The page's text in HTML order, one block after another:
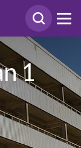
1